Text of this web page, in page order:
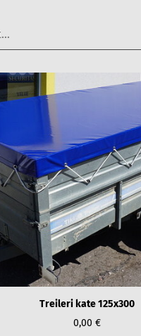
Treileri kate 125x300
0,00 €